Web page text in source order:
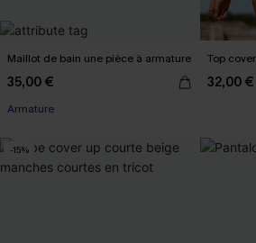
Maillot de bain une pièce à armature
35,00 €
Armature
Top
32,00 €
-15%